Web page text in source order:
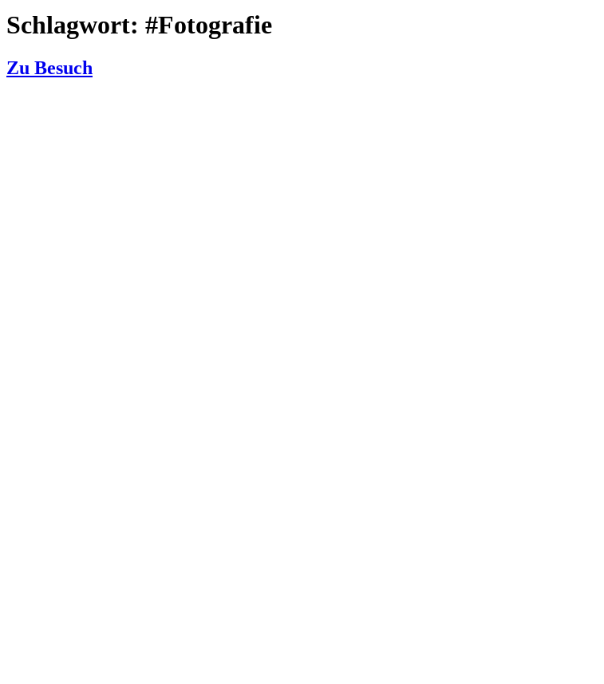
Schlagwort: #Fotografie
Zu Besuch